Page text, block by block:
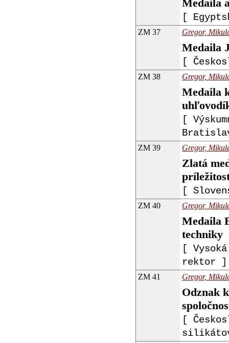
Medaila
[
ZM 37 Gregor,
Medaila
[
ZM 38 Gregor,
Medaila
[
ZM 39 Gregor,
Zlatá
[
ZM 40 Gregor,
Medaila
techniky
[
rektor ]
ZM 41 Gregor,
Odznak
[